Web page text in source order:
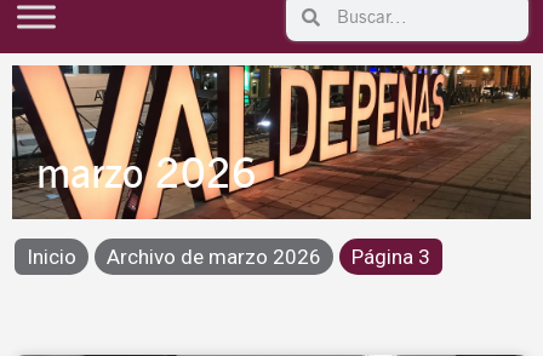
Search Search
marzo 2026
Inicio Archivo de marzo 2026 Página 3